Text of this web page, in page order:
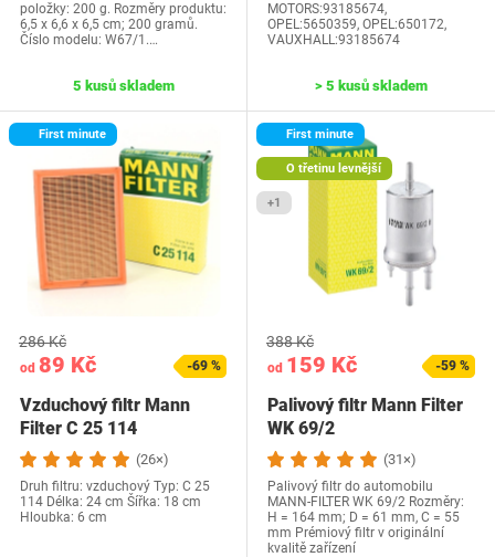
položky: 200 g. Rozměry produktu:
6,5 x 6,6 x 6,5 cm; 200 gramů.
Číslo modelu: W67/1.…
5 kusů skladem
MOTORS:93185674,
OPEL:5650359, OPEL:650172,
VAUXHALL:93185674
> 5 kusů skladem
First minute
od 89 Kč
286 Kč
-69 %
Vzduchový filtr Mann
Filter C 25 114
(26×)
Druh filtru: vzduchový Typ: C 25
114 Délka: 24 cm Šířka: 18 cm
Hloubka: 6 cm
First minute
O třetinu levnější
+1
od 159 Kč
388 Kč
-59 %
Palivový filtr Mann Filter
WK 69/2
(31×)
Palivový filtr do automobilu
MANN-FILTER WK 69/2 Rozměry:
H = 164 mm; D = 61 mm, C = 55
mm Prémiový filtr v originální
kvalitě zařízení